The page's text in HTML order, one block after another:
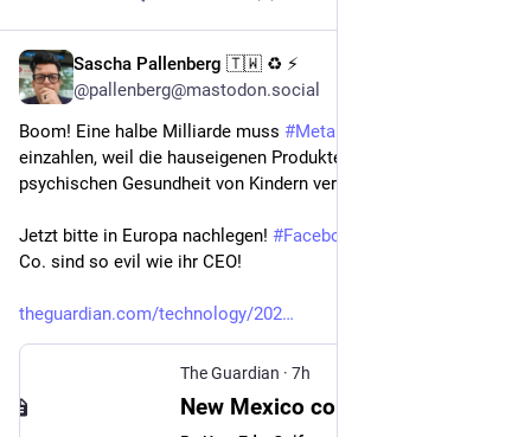
Sascha Pallenberg 🇹🇼 ♻️ ⚡
@pallenberg@mastodon.social
Boom! Eine halbe Milliarde muss #Meta
einzahlen, weil die hauseigenen Produkte Schaeden an der
psychischen Gesundheit von Kindern verursachen!
Jetzt bitte in Europa nachlegen! #Facebook
Co. sind so evil wie ihr CEO!
theguardian.com/technology/202
The Guardian · 7h